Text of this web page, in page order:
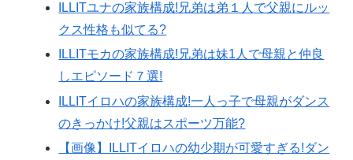
ILLITユナの家族構成!兄弟は弟１人で父親にルッ
クス性格も似てる?
ILLITモカの家族構成!兄弟は妹1人で母親と仲良
しエピソード７選!
ILLITイロハの家族構成!一人っ子で母親がダンス
のきっかけ!父親はスポーツ万能?
【画像】ILLITイロハの幼少期が可愛すぎる!ダン